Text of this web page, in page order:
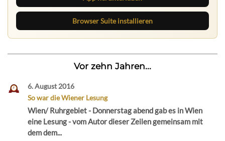
Browser Suite installieren
Vor zehn Jahren...
6. August 2016
So war die Wiener Lesung
Wien/ Ruhrgebiet - Donnerstag abend gab es in Wien
eine Lesung - vom Autor dieser Zeilen gemeinsam mit
dem dem...